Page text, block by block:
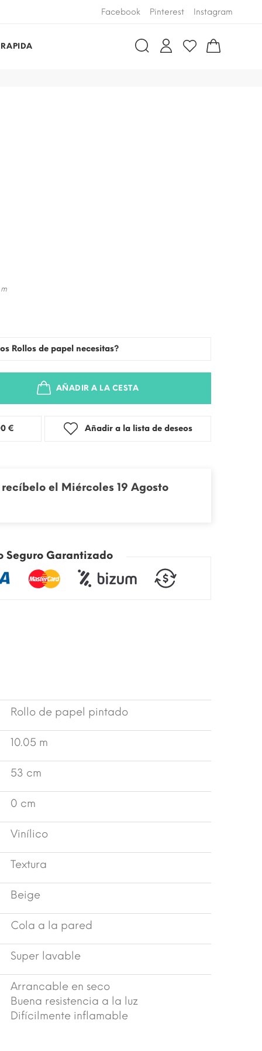
Facebook Pinterest Instagram
Rollos de papel necesitas?
AÑADIR A LA CESTA
3,00 € Añadir a la lista de deseos
el Miércoles 19 Agosto
Seguro Garantizado
Rollo de papel pintado
10.05 m
53 cm
0 cm
Vinílico
Textura
Beige
Cola a la pared
Super lavable
Arrancable en seco
Buena resistencia a la luz
Difícilmente inflamable